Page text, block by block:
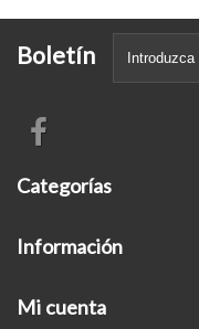
Boletín
Categorías
Información
Mi cuenta